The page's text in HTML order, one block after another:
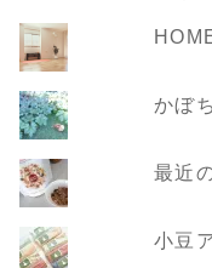
かぼ
最近
小豆